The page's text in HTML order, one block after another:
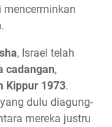
mencerminkan
, Israel telah
cadangan,
Kippur 1973.
dulu diagung-
mereka justru